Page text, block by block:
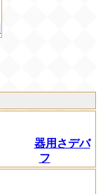
器用さデバ
フ